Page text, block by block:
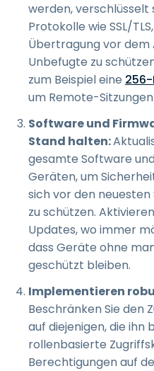
werden, verschlüsselt
Protokolle wie SSL/
Übertragung vor dem
Unbefugte zu
zum Beispiel eine
um Remote-
Software und
Stand halten:
gesamte Software
Geräten, um
sich vor den
zu schützen.
Updates, wo immer
dass Geräte ohne
geschützt bleiben.
Implementieren
Beschränken Sie den
auf diejenigen, die ihn
rollenbasierte
Berechtigungen auf